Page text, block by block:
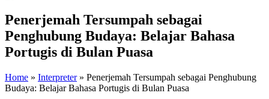
Penerjemah Tersumpah sebagai
Penghubung Budaya: Belajar Bahasa
Portugis di Bulan Puasa
Home » Interpreter » Penerjemah Tersumpah sebagai Penghubung
Budaya: Belajar Bahasa Portugis di Bulan Puasa